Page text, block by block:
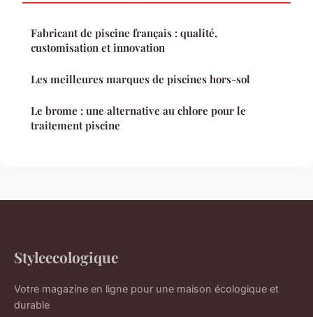
Fabricant de piscine français : qualité,
customisation et innovation
Les meilleures marques de piscines hors-sol
Le brome : une alternative au chlore pour le
traitement piscine
Styleecologique
Votre magazine en ligne pour une maison écologique et
durable